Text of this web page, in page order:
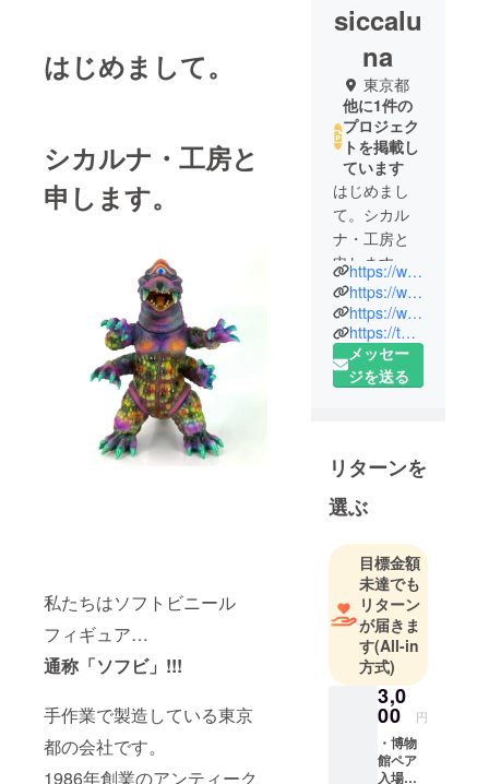
はじめまして。
シカルナ・工房と
申します。
私たちはソフトビニール
フィギュア…
通称「ソフビ」!!!
手作業で製造している東京
都の会社です。
1986年創業のアンティーク
siccalu
na
東京都
他に1件の
プロジェク
トを掲載し
ています
はじめまし
て。シカル
ナ・工房と
申します。
シカルナ・
工房ではオ
リジナルの
造形やアニ
メキャラク
ニールフィ
ギュア（略
してソフ
《MADE IN
JAPAN》に
こだわっ
て、東京・
江戸川の自
社工場で原
型製作から
成型、塗装
まで行い製
造・販売し
https://www.siccalunakoubou.com/
https://www.instagram.com/siccalunakoubou/?hl=ja
https://www.facebook.com/%E3%82%B7%E3%82%AB%E3%83%AB%E3%83%8A%E5%B7%A5%E6%88%BF-300009500580919/
https://twitter.com/siccalunakoubou
メッセー
ジを送る
リターンを
選ぶ
目標金額
未達でも
リターン
が届きま
す(All-in
方式)
3,0
00 円
・博物
館ペア
入場券 (